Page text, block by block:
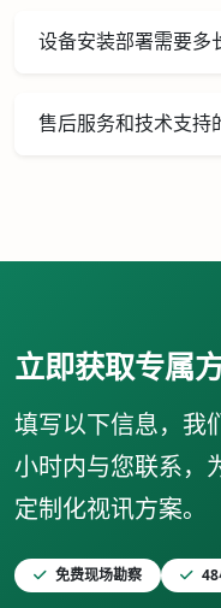
设备安装部署需要多
售后服务和技术支持
立即获取专属
填写以下信息，我
小时内与您联系，
定制化视讯方案。
免费现场勘察